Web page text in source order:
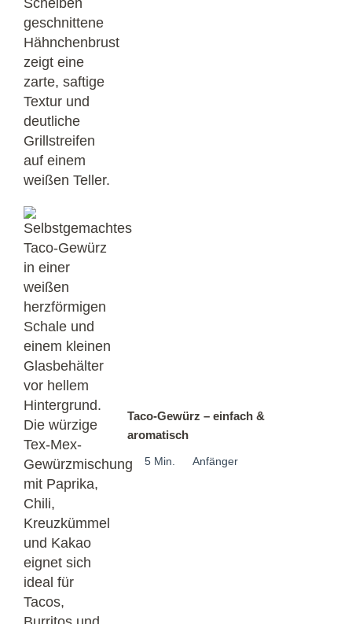
Taco-Gewürz – einfach &
aromatisch
5 Min. Anfänger